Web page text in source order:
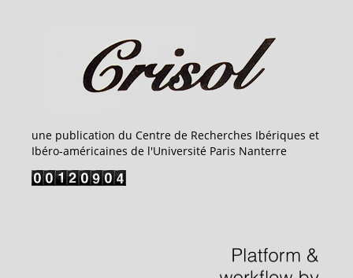
une publication du Centre de Recherches Ibériques et
Ibéro-américaines de l'Université Paris Nanterre